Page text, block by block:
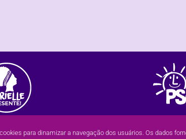
2022 | Inês Paz
para dinamizar a navegação dos usuários. Os dados